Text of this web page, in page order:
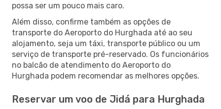
possa ser um pouco mais caro.
Além disso, confirme também as opções de
transporte do Aeroporto do Hurghada até ao seu
alojamento, seja um táxi, transporte público ou um
serviço de transporte pré-reservado. Os funcionários
no balcão de atendimento do Aeroporto do
Hurghada podem recomendar as melhores opções.
Reservar um voo de Jidá para Hurghada